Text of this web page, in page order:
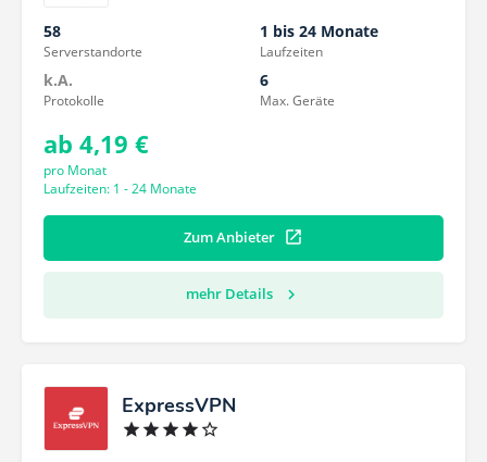
58
Serverstandorte
1 bis 24 Monate
Laufzeiten
k.A.
Protokolle
6
Max. Geräte
ab 4,19 €
pro Monat
Laufzeiten: 1 - 24 Monate
Zum Anbieter
mehr Details
ExpressVPN